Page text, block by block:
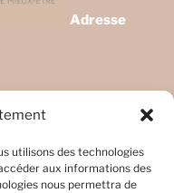
utilisons des technologies
aux informations des
nous permettra de
Adresse